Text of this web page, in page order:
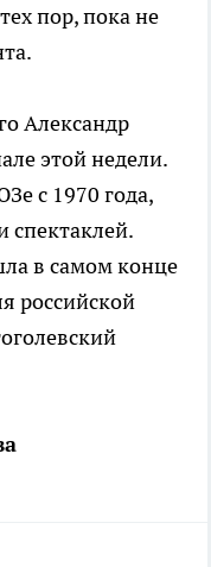
пор, пока не
Александр
этой недели.
с 1970 года,
спектаклей.
в самом конце
российской